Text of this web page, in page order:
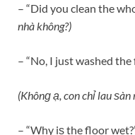
– “Did you clean the
nhà không?)
– “No, I just washed
(Khônɡ ạ, con chỉ lau ѕàn
– “Why iѕ the floor